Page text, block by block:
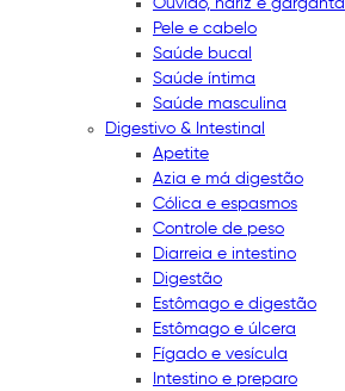
Ouvido, nariz e garganta
Pele e cabelo
Saúde bucal
Saúde íntima
Saúde masculina
Digestivo & Intestinal
Apetite
Azia e má digestão
Cólica e espasmos
Controle de peso
Diarreia e intestino
Digestão
Estômago e digestão
Estômago e úlcera
Fígado e vesícula
Intestino e preparo